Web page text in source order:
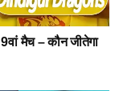
मैच – कौन जीतेगा